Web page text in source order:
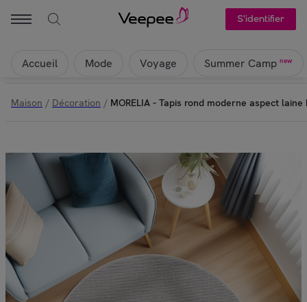
S'identifier
Accueil Mode Voyage Summer Camp new
Maison / Décoration / MORELIA - Tapis rond moderne aspect